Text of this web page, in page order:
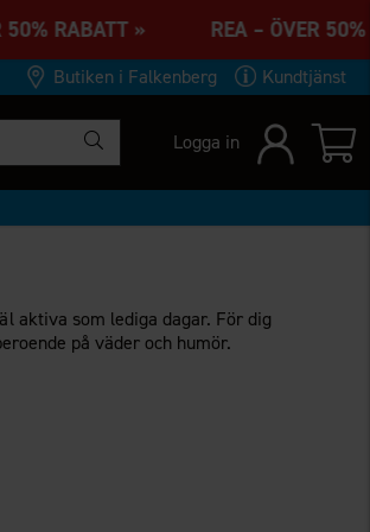
RABATT » REA –
Butiken i Falkenberg Kundtjänst
Logga in
aktiva som lediga dagar. För dig
på väder och humör.